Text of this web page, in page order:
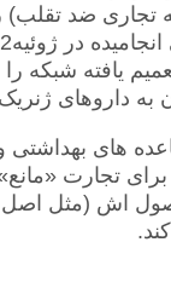
تجاری ضد تقلب)
یافته شبکه
به داروهای
های
تجارت
و اصول اش (مثل